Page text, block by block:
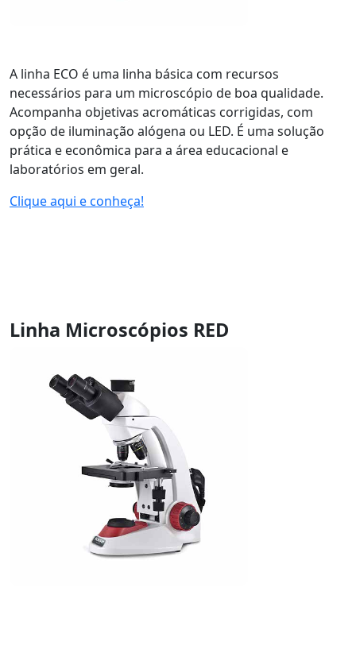
A linha ECO é uma linha básica com recursos
necessários para um microscópio de boa qualidade.
Acompanha objetivas acromáticas corrigidas, com
opção de iluminação alógena ou LED. É uma solução
prática e econômica para a área educacional e
laboratórios em geral.
Clique aqui e conheça!
Linha Microscópios RED